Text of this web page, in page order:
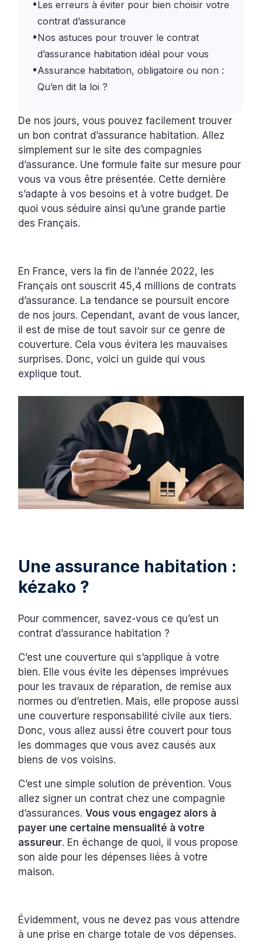
•Les erreurs à éviter pour bien choisir votre
contrat d’assurance
•Nos astuces pour trouver le contrat
d’assurance habitation idéal pour vous
•Assurance habitation, obligatoire ou non :
Qu’en dit la loi ?
De nos jours, vous pouvez facilement trouver
un bon contrat d’assurance habitation. Allez
simplement sur le site des compagnies
d’assurance. Une formule faite sur mesure pour
vous va vous être présentée. Cette dernière
s’adapte à vos besoins et à votre budget. De
quoi vous séduire ainsi qu’une grande partie
des Français.
En France, vers la fin de l’année 2022, les
Français ont souscrit 45,4 millions de contrats
d’assurance. La tendance se poursuit encore
de nos jours. Cependant, avant de vous lancer,
il est de mise de tout savoir sur ce genre de
couverture. Cela vous évitera les mauvaises
surprises. Donc, voici un guide qui vous
explique tout.
Une assurance habitation :
kézako ?
Pour commencer, savez-vous ce qu’est un
contrat d’assurance habitation ?
C’est une couverture qui s’applique à votre
bien. Elle vous évite les dépenses imprévues
pour les travaux de réparation, de remise aux
normes ou d’entretien. Mais, elle propose aussi
une couverture responsabilité civile aux tiers.
Donc, vous allez aussi être couvert pour tous
les dommages que vous avez causés aux
biens de vos voisins.
C’est une simple solution de prévention. Vous
allez signer un contrat chez une compagnie
d’assurances.Vous vous engagez alors à
payer une certaine mensualité à votre
assureur. En échange de quoi, il vous propose
son aide pour les dépenses liées à votre
maison.
Évidemment, vous ne devez pas vous attendre
à une prise en charge totale de vos dépenses.